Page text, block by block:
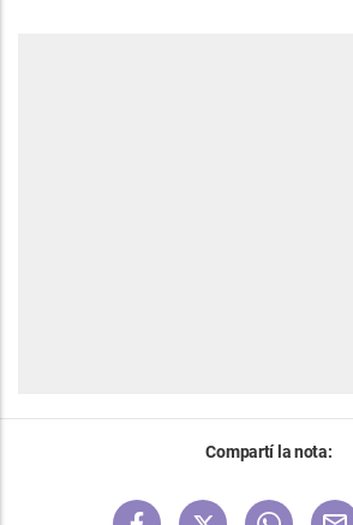
Compartí la nota: